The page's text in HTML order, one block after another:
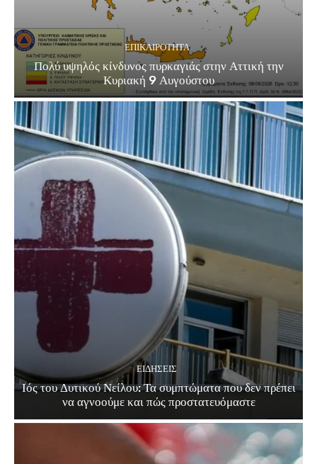
ΕΠΙΚΑΙΡΟΤΗΤΑ
Πολύ υψηλός κίνδυνος πυρκαγιάς στην Αττική την
Κυριακή 9 Αυγούστου
ΕΙΔΗΣΕΙΣ
Ιός του Δυτικού Νείλου: Τα συμπτώματα που δεν πρέπει
να αγνοούμε και πώς προστατευόμαστε